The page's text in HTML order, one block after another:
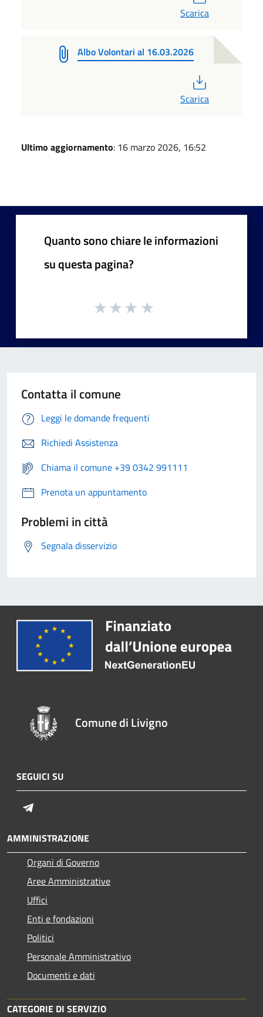
Scarica
Albo Volontari al 16.03.2026
Scarica
Ultimo aggiornamento: 16 marzo 2026, 16:52
Quanto sono chiare le informazioni
su questa pagina?
Contatta il comune
Leggi le domande frequenti
Richiedi Assistenza
Chiama il comune +39 0342 991111
Prenota un appuntamento
Problemi in città
Segnala disservizio
Comune di Livigno
SEGUICI SU
AMMINISTRAZIONE
Organi di Governo
Aree Amministrative
Uffici
Enti e fondazioni
Politici
Personale Amministrativo
Documenti e dati
CATEGORIE DI SERVIZIO